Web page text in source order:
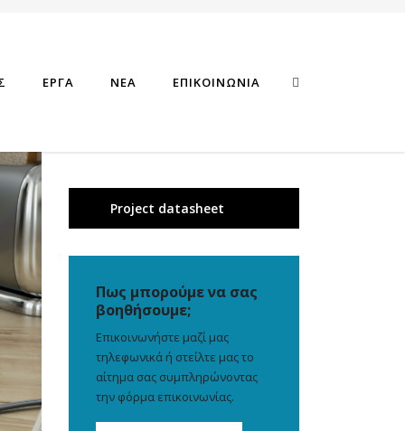
ΕΡΓΑ ΝΕΑ ΕΠΙΚΟΙΝΩΝΙΑ
Project datasheet
Πως μπορούμε να σας
βοηθήσουμε;
Επικοινωνήστε μαζί μας
τηλεφωνικά ή στείλτε μας το
αίτημα σας συμπληρώνοντας
την φόρμα επικοινωνίας.